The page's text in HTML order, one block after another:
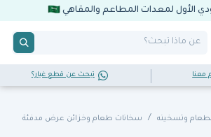
الأول لمعدات المطاعم والمقاهي
معنا تبحث عن قطع غيار؟
وتسخينه سخانات طعام وخزائن عرض مدفئة